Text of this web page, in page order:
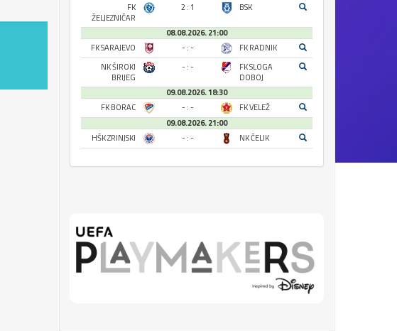
FK
ŽELJEZNIČAR
2 : 1 BSK
08.08.2026. 21:00
FK SARAJEVO
- : -
FK RADNIK
NK ŠIROKI
BRIJEG
- : -
FK SLOGA
DOBOJ
09.08.2026. 18:30
FK BORAC
- : -
FK VELEŽ
09.08.2026. 21:00
HŠK ZRINJSKI
- : - NK ČELIK